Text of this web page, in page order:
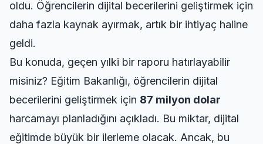
oldu. Öğrencilerin dijital becerilerini geliştirmek için
daha fazla kaynak ayırmak, artık bir ihtiyaç haline
geldi.
Bu konuda, geçen yılki bir raporu hatırlayabilir
misiniz? Eğitim Bakanlığı, öğrencilerin dijital
becerilerini geliştirmek için 87 milyon dolar
harcamayı planladığını açıkladı. Bu miktar, dijital
eğitimde büyük bir ilerleme olacak. Ancak, bu